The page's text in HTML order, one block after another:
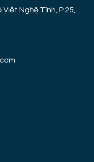
Viết Nghệ Tĩnh, P.25,